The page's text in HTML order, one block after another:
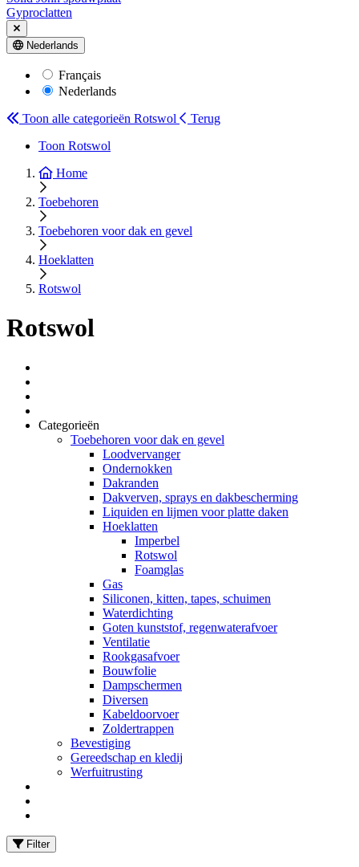
Gyproclatten
Nederlands
Français
Nederlands
Toon alle categorieën Rotswol
Terug
Toon Rotswol
Home
Toebehoren
Toebehoren voor dak en gevel
Hoeklatten
Rotswol
Rotswol
Categorieën
Toebehoren voor dak en gevel
Loodvervanger
Ondernokken
Dakranden
Dakverven, sprays en dakbescherming
Liquiden en lijmen voor platte daken
Hoeklatten
Imperbel
Rotswol
Foamglas
Gas
Siliconen, kitten, tapes, schuimen
Waterdichting
Goten kunststof, regenwaterafvoer
Ventilatie
Rookgasafvoer
Bouwfolie
Dampschermen
Diversen
Kabeldoorvoer
Zoldertrappen
Bevestiging
Gereedschap en kledij
Werfuitrusting
Filter